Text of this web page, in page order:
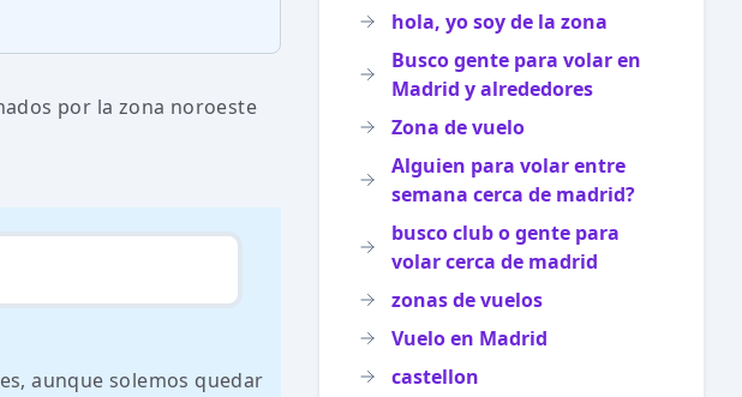
por la zona noroeste
aunque solemos quedar
hola, yo soy de la zona
Busco gente para volar en
Madrid y alrededores
Zona de vuelo
Alguien para volar entre
semana cerca de madrid?
busco club o gente para
volar cerca de madrid
zonas de vuelos
Vuelo en Madrid
castellon